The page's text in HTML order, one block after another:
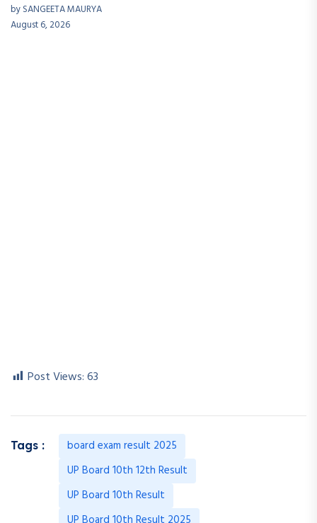
by SANGEETA MAURYA
August 6, 2026
Post Views:63
Tags :
board exam result 2025
UP Board 10th 12th Result
UP Board 10th Result